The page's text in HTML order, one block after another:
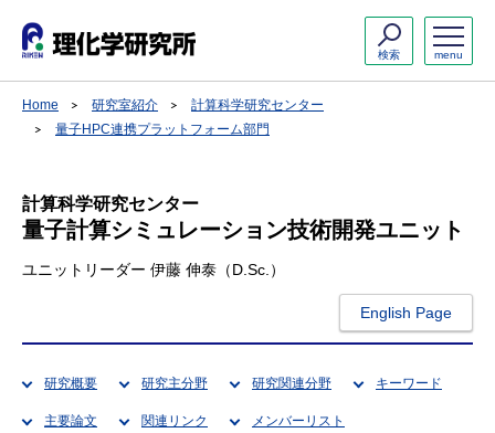
menu
検索
Home 研究室紹介
計算科学研究センター
量子HPC連携プラットフォーム部門
計算科学研究センター
量子計算シミュレーション技術開発ユニット
ユニットリーダー 伊藤 伸泰（D.Sc.）
English Page
研究概要 研究主分野 研究関連分野 キーワード
主要論文 関連リンク メンバーリスト